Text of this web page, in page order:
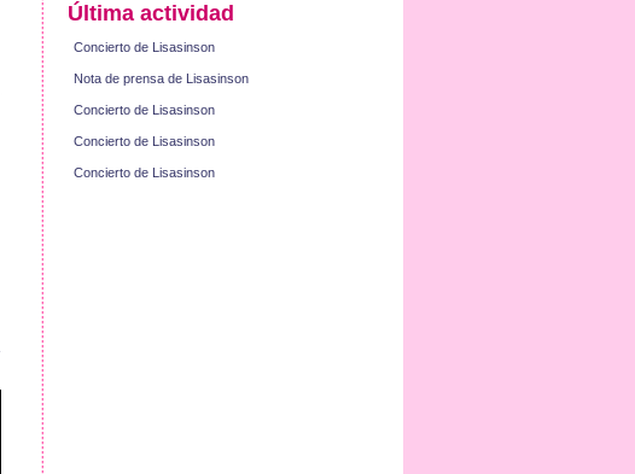
Última actividad
Concierto de Lisasinson
Nota de prensa de Lisasinson
Concierto de Lisasinson
Concierto de Lisasinson
Concierto de Lisasinson